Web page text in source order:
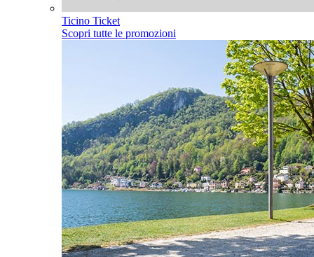
Ticino Ticket
Scopri tutte le promozioni